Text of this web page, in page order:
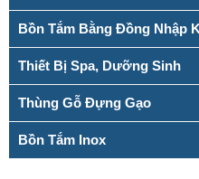
Bồn Tắm Bằng Đồng Nhập
Thiết Bị Spa, Dưỡng Sinh
Thùng Gỗ Đựng Gạo
Bồn Tắm Inox